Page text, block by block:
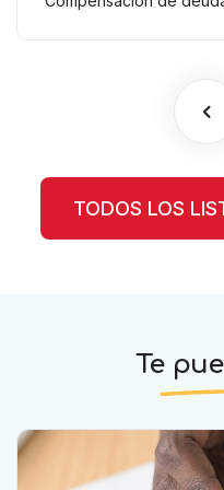
TODOS LOS
Te